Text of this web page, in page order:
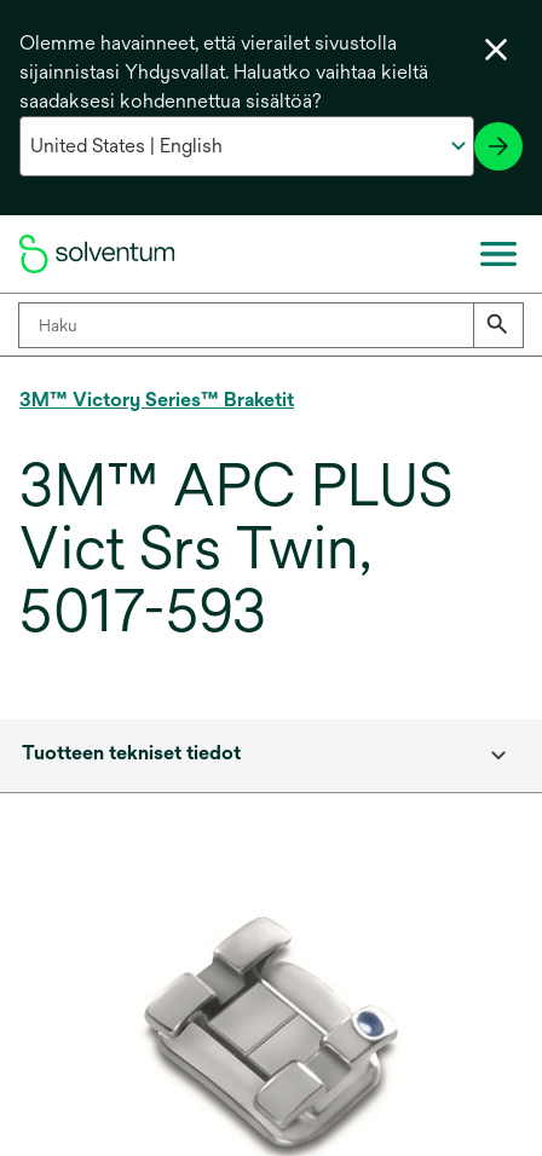
Olemme havainneet, että vierailet sivustolla
sijainnistasi Yhdysvallat. Haluatko vaihtaa kieltä
saadaksesi kohdennettua sisältöä?
3M™ Victory Series™ Braketit
3M™ APC PLUS
Vict Srs Twin,
5017-593
Tuotteen tekniset tiedot